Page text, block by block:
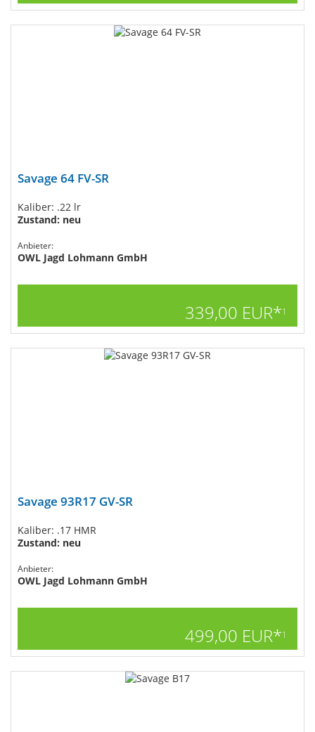
Savage 64 FV-SR
Kaliber: .22 lr
Zustand: neu
Anbieter:
OWL Jagd Lohmann GmbH
339,00 EUR*1
Savage 93R17 GV-SR
Kaliber: .17 HMR
Zustand: neu
Anbieter:
OWL Jagd Lohmann GmbH
499,00 EUR*1